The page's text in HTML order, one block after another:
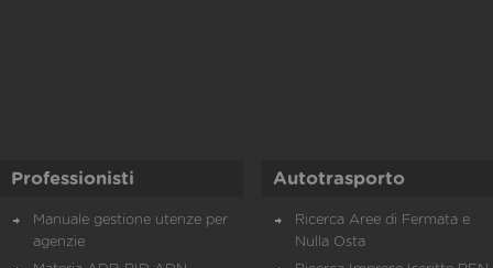
Professionisti
Manuale gestione utenze per
agenzie
Autotrasporto
Ricerca Aree di Fermata e
Nulla Osta